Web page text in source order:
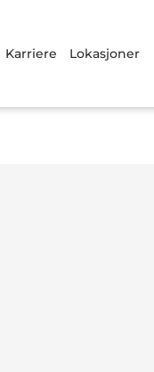
Karriere Lokasjoner